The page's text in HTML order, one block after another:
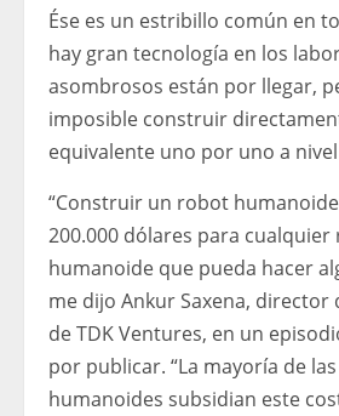
Ése es un estribillo común en
hay gran tecnología en los
asombrosos están por llegar,
imposible construir
equivalente uno por uno a
“Construir un robot
200.000 dólares para
humanoide que pueda hacer
me dijo Ankur Saxena, director
de TDK Ventures, en un
por publicar. “La mayoría de
humanoides subsidian este